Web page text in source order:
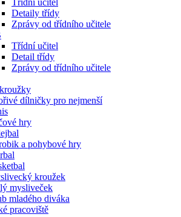
Třídní učitel
Detaily třídy
Zprávy od třídního učitele
Třídní učitel
Detail třídy
Zprávy od třídního učitele
dílničky pro nejmenší
hry
a pohybové hry
kroužek
mysliveček
mladého diváka
pracoviště